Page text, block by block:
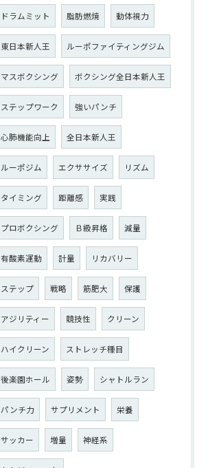
ドラムミット 脂肪燃焼 動体視力
東日本新人王 ルーポファイティングジム
マスボクシング ボクシング全日本新人王
ステップワーク 強いパンチ
心肺機能向上 全日本新人王
ルーポジム エクササイズ リズム
タイミング 距離感 実践
プロボクシング Ｂ級昇格 減量
有酸素運動 計量 リカバリー
ステップ 戦略 筋肥大 保護
アジリティー 競技性 クリーン
ハイクリーン ストレッチ種目
後楽園ホール 姿勢 シャトルラン
パンチ力 サプリメント 栄養
サッカー 増量 神経系